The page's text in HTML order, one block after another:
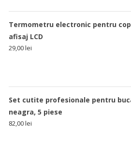
Termometru electronic pentru
afisaj LCD
29,00lei
Set cutite profesionale pentru
neagra, 5 piese
82,00lei